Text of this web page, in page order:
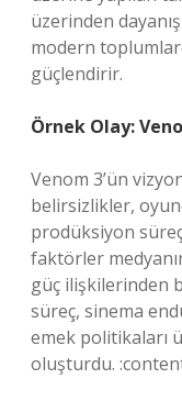
üzerinden
modern
güçlendirir.
Örnek Olay:
Venom 3’ün
belirsizlikler,
prodüksiyon
faktörler
güç ilişkilerinden
süreç, sinema
emek politikaları
oluşturdu.